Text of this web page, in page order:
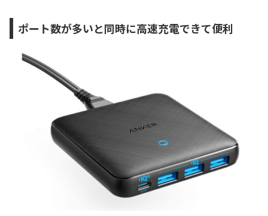
ポート数が多いと同時に高速充電できて便利